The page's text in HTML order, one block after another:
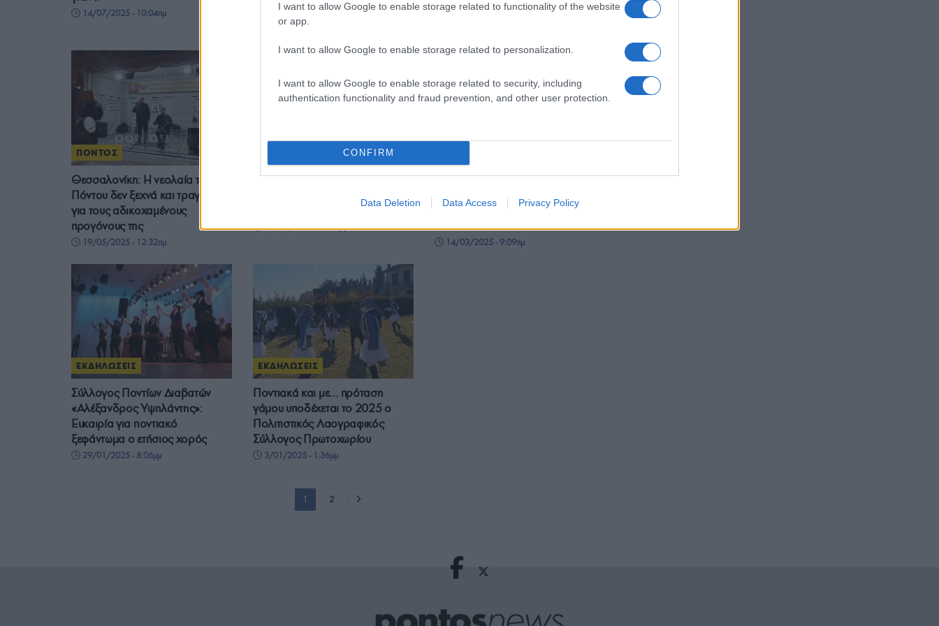
I want to allow Google to enable storage related to functionality of the website
or app.
I want to allow Google to enable storage related to personalization.
I want to allow Google to enable storage related to security, including
authentication functionality and fraud prevention, and other user protection.
CONFIRM
Data Deletion Data Access Privacy Policy
14/07/2025 - 10:04πμ
να τους σταματήσουν
12/07/2025 - 6:00μμ
ΠΟΝΤΟΣ
Θεσσαλονίκη: Η νεολαία του
Πόντου δεν ξεχνά και τραγουδά
για τους αδικοχαμένους
προγόνους της
19/05/2025 - 12:32πμ
Έρχονται οι «Πόντου
21/04/2025 - 10:00μμ
Σέρρες: 10η βραδιά
αλληλεγγύης του Συλλόγου
Ποντίων Φοιτητών – Στον μικρό
Θανάση θα πάνε τα έσοδα
14/03/2025 - 9:09πμ
ΕΚΔΗΛΩΣΕΙΣ
Σύλλογος Ποντίων Διαβατών
«Αλέξανδρος Υψηλάντης»:
Ευκαιρία για ποντιακό
ξεφάντωμα ο ετήσιος χορός
29/01/2025 - 8:06μμ
ΕΚΔΗΛΩΣΕΙΣ
Ποντιακά και με… πρόταση
γάμου υποδέχεται το 2025 ο
Πολιτιστικός Λαογραφικός
Σύλλογος Πρωτοχωρίου
3/01/2025 - 1:36μμ
1 2